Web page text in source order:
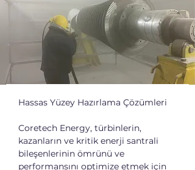
Hassas Yüzey Hazırlama Çözümleri
Coretech Energy, türbinlerin,
kazanların ve kritik enerji santrali
bileşenlerinin ömrünü ve
performansını optimize etmek için